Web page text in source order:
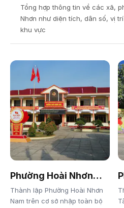
Tổng hợp thông tin về các xã,
Nhơn như diện tích, dân số, vị
khu vực
Phường Hoài Nhơn
Nam
Thành lập Phường Hoài Nhơn
Nam trên cơ sở nhập toàn bộ